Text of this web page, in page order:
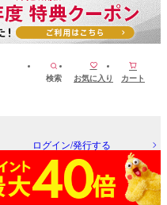
検索 お気に入り カート
ログイン/発行する